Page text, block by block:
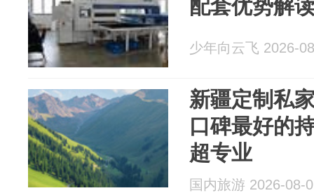
配套优势解
少年向云飞 2026-
新疆定制私
口碑最好的
超专业
国内旅游 2026-08-